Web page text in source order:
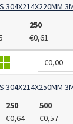
304X214X220MM
250
€0,61
€0,00
304X214X250MM
250 500
€0,64 €0,57